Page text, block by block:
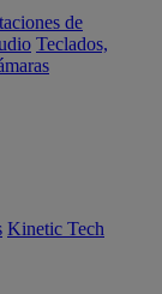
de
Teclados,
Kinetic Tech